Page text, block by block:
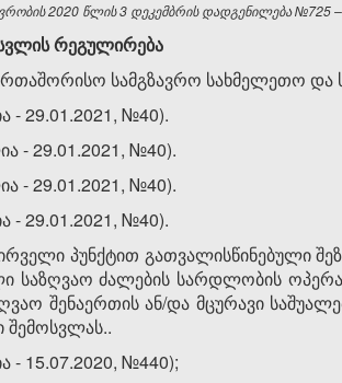
2020 წლის 3 დეკემბრის დადგენილება №725
რეგულირება
სამგზავრო სახმელეთო
- 29.01.2021, №40).
- 29.01.2021, №40).
- 29.01.2021, №40).
- 29.01.2021, №40).
პუნქტით გათვალისწინებული
საზღვაო ძალების სარდლობის
შენაერთის ან/და მცურავი
შემოსვლას..
- 15.07.2020, №440);